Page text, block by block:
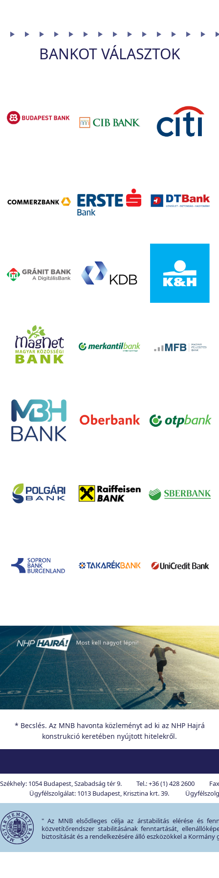
BANKOT VÁLASZTOK
* Becslés. Az MNB havonta közleményt ad ki az NHP Hajrá
konstrukció keretében nyújtott hitelekről.
Székhely: 1054 Budapest, Szabadság tér 9. Tel.: +36 (1) 428 2600
Ügyfélszolgálat: 1013 Budapest, Krisztina krt. 39.
" Az MNB elsődleges célja az árstabilitás elérése és
közvetítőrendszer stabilitásának fenntartását,
biztosítását és a rendelkezésére álló eszközökkel a Kormány